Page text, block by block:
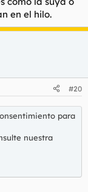
en el hilo.
#20
para
nuestra